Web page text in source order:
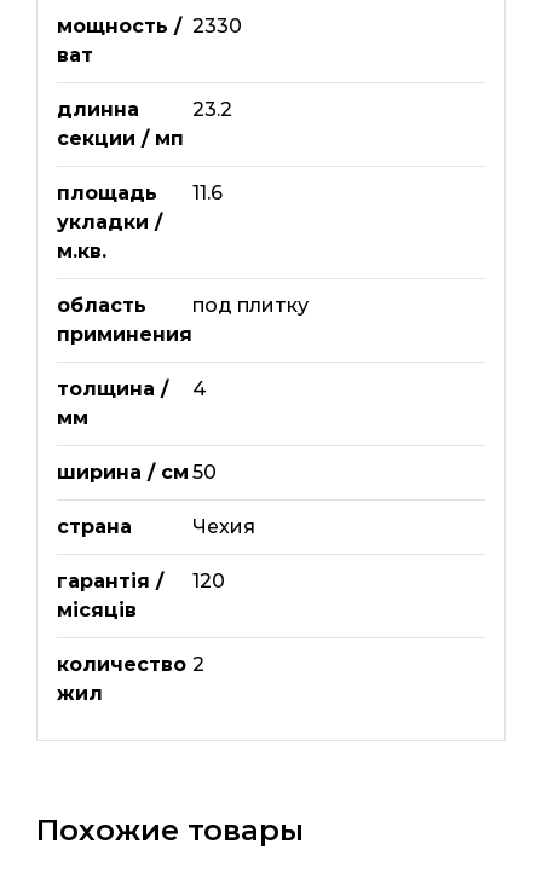
мощность /
ват
2330
длинна
секции / мп
23.2
площадь
укладки /
м.кв.
11.6
область
приминения
под плитку
толщина /
мм
4
ширина / см 50
страна Чехия
гарантія /
місяців
120
количество
жил
2
Похожие товары